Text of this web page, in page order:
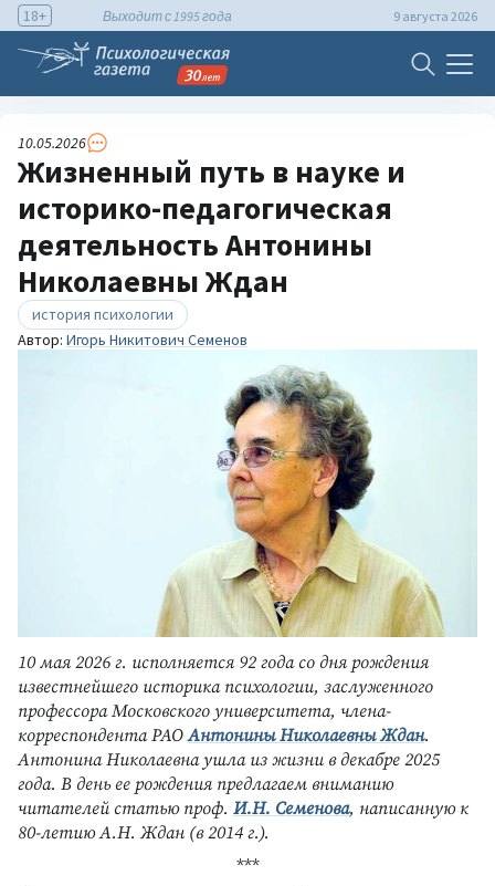
18+ Выходит с 1995 года 9 августа 2026
10.05.2026
Жизненный путь в науке и
историко-педагогическая
деятельность Антонины
Николаевны Ждан
история психологии
Автор: Игорь Никитович Семенов
10 мая 2026 г. исполняется 92 года со дня рождения
известнейшего историка психологии, заслуженного
профессора Московского университета, члена-
корреспондента РАОАнтонины Николаевны Ждан.
Антонина Николаевна ушла из жизни в декабре 2025
года. В день ее рождения предлагаем вниманию
читателей статью проф. И.Н. Семенова, написанную к
80-летию А.Н. Ждан (в 2014 г.).
***